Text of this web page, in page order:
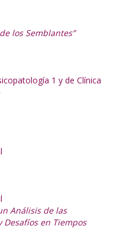
los Semblantes”
1 y de Clínica
Análisis de las
en Tiempos